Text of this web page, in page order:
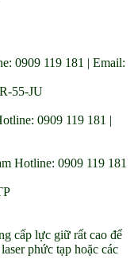
0909 119 181 | Email:
55-JU
0909 119 181 |
Hotline: 0909 119 181
cấp lực giữ rất cao để
phức tạp hoặc các